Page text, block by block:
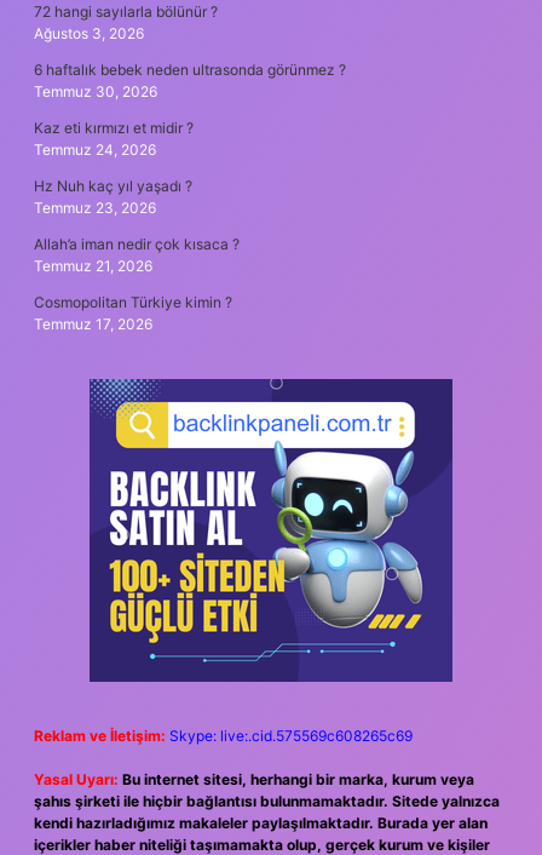
72 hangi sayılarla bölünür ?
Ağustos 3, 2026
6 haftalık bebek neden ultrasonda görünmez ?
Temmuz 30, 2026
Kaz eti kırmızı et midir ?
Temmuz 24, 2026
Hz Nuh kaç yıl yaşadı ?
Temmuz 23, 2026
Allah’a iman nedir çok kısaca ?
Temmuz 21, 2026
Cosmopolitan Türkiye kimin ?
Temmuz 17, 2026
Reklam ve İletişim: Skype: live:.cid.575569c608265c69
Yasal Uyarı: Bu internet sitesi, herhangi bir marka, kurum veya
şahıs şirketi ile hiçbir bağlantısı bulunmamaktadır. Sitede yalnızca
kendi hazırladığımız makaleler paylaşılmaktadır. Burada yer alan
içerikler haber niteliği taşımamakta olup, gerçek kurum ve kişiler